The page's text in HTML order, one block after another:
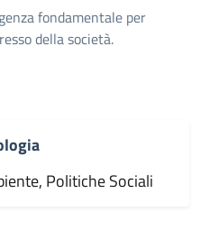
fondamentale per
della società.
Politiche Sociali